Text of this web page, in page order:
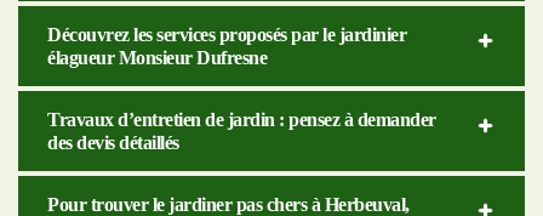
Découvrez les services proposés par le jardinier
élagueur Monsieur Dufresne
Travaux d’entretien de jardin : pensez à demander
des devis détaillés
Pour trouver le jardiner pas chers à Herbeuval,